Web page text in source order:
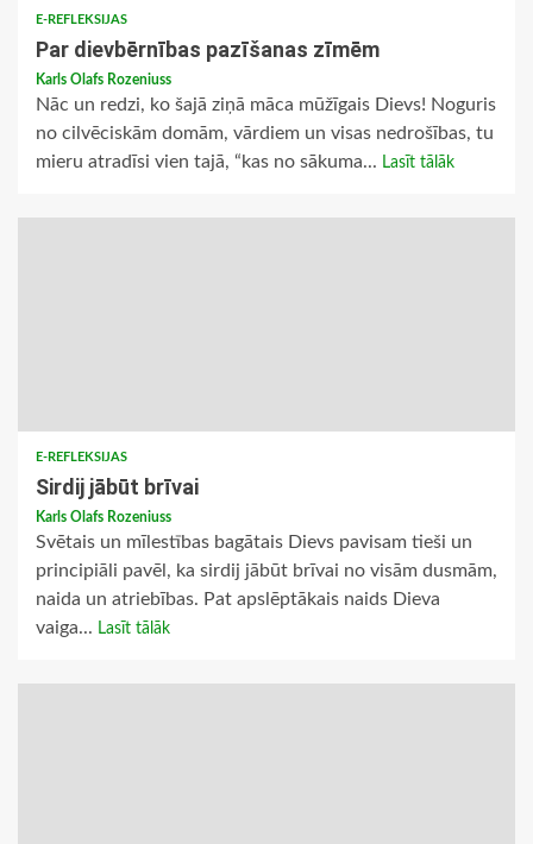
E-REFLEKSIJAS
Par dievbērnības pazīšanas zīmēm
Karls Olafs Rozeniuss
Nāc un redzi, ko šajā ziņā māca mūžīgais Dievs! Noguris
no cilvēciskām domām, vārdiem un visas nedrošības, tu
mieru atradīsi vien tajā, “kas no sākuma... Lasīt tālāk
E-REFLEKSIJAS
Sirdij jābūt brīvai
Karls Olafs Rozeniuss
Svētais un mīlestības bagātais Dievs pavisam tieši un
principiāli pavēl, ka sirdij jābūt brīvai no visām dusmām,
naida un atriebības. Pat apslēptākais naids Dieva
vaiga... Lasīt tālāk